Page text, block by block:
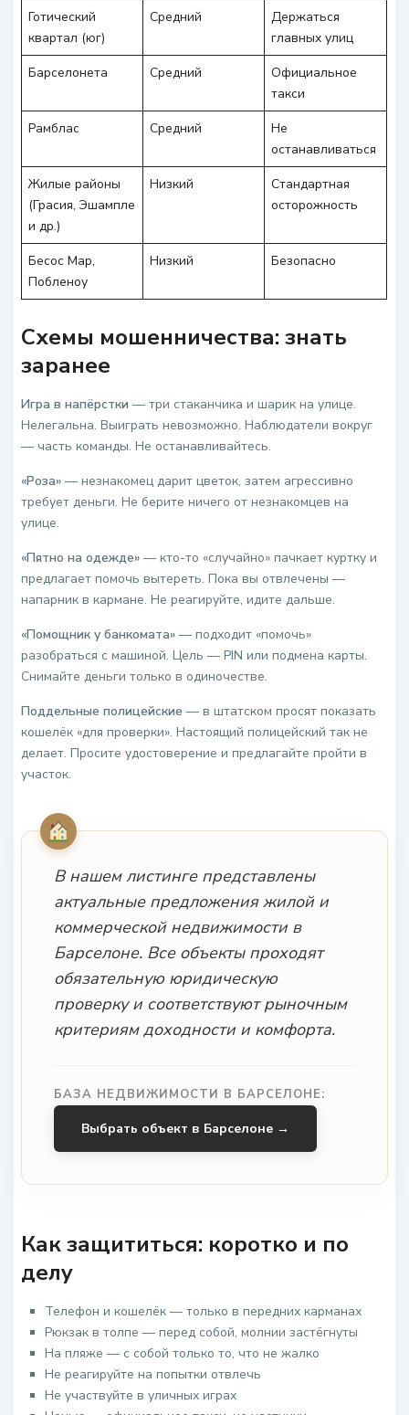
Готический
квартал (юг)
Средний
Держаться
главных улиц
Барселонета
Средний
Официальное
такси
Рамблас
Средний
Не
останавливаться
Жилые районы
(Грасия, Эшампле
и др.)
Низкий
Стандартная
осторожность
Бесос Мар,
Побленоу
Низкий Безопасно
Схемы мошенничества: знать
заранее
Игра в напёрстки — три стаканчика и шарик на улице.
Нелегальна. Выиграть невозможно. Наблюдатели вокруг
— часть команды. Не останавливайтесь.
«Роза» — незнакомец дарит цветок, затем агрессивно
требует деньги. Не берите ничего от незнакомцев на
улице.
«Пятно на одежде» — кто-то «случайно» пачкает куртку и
предлагает помочь вытереть. Пока вы отвлечены —
напарник в кармане. Не реагируйте, идите дальше.
«Помощник у банкомата» — подходит «помочь»
разобраться с машиной. Цель — PIN или подмена карты.
Снимайте деньги только в одиночестве.
Поддельные полицейские — в штатском просят показать
кошелёк «для проверки». Настоящий полицейский так не
делает. Просите удостоверение и предлагайте пройти в
участок.
В нашем листинге представлены
актуальные предложения жилой и
коммерческой недвижимости в
Барселоне. Все объекты проходят
обязательную юридическую
проверку и соответствуют рыночным
критериям доходности и комфорта.
БАЗА НЕДВИЖИМОСТИ В БАРСЕЛОНЕ:
Выбрать объект в Барселоне →
Как защититься: коротко и по
делу
Телефон и кошелёк — только в передних карманах
Рюкзак в толпе — перед собой, молнии застёгнуты
На пляже — с собой только то, что не жалко
Не реагируйте на попытки отвлечь
Не участвуйте в уличных играх